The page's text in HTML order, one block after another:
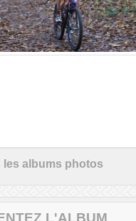
les albums photos
L'ALBUM